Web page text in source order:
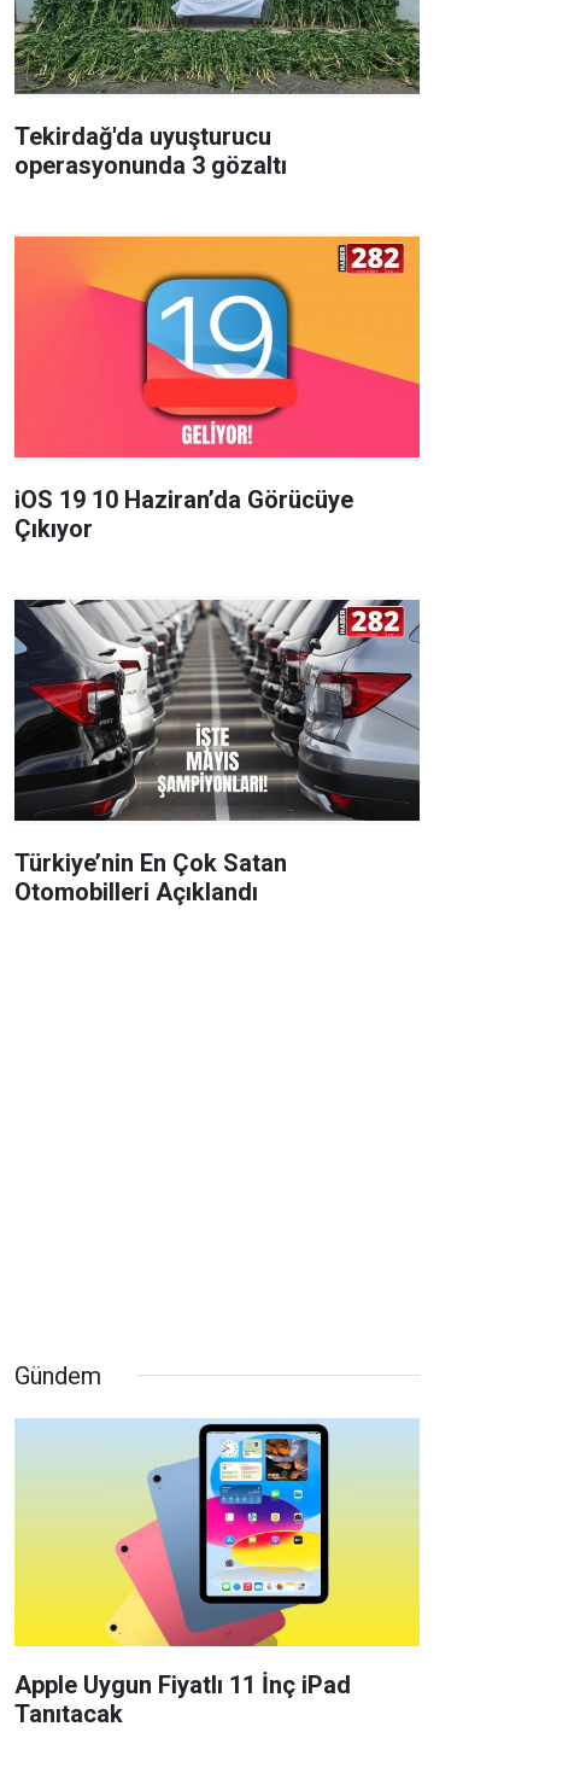
Tekirdağ'da uyuşturucu
operasyonunda 3 gözaltı
iOS 19 10 Haziran’da Görücüye
Çıkıyor
Türkiye’nin En Çok Satan
Otomobilleri Açıklandı
Gündem
Apple Uygun Fiyatlı 11 İnç iPad
Tanıtacak